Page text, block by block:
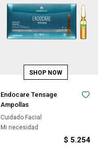
Endocare Tensage
Ampollas
Cuidado Facial
Mi necesidad
$ 5.254